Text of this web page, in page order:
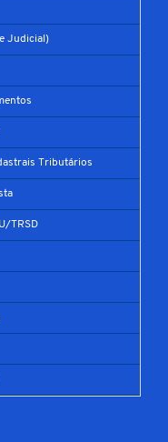
Judicial)
Tributários
TRSD